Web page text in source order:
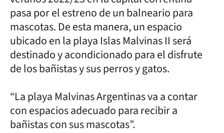
pasa por el estreno de un balneario para
mascotas. De esta manera, un espacio
ubicado en la playa Islas Malvinas II será
destinado y acondicionado para el disfrute
de los bañistas y sus perros y gatos.
“La playa Malvinas Argentinas va a contar
con espacios adecuado para recibir a
bañistas con sus mascotas”.